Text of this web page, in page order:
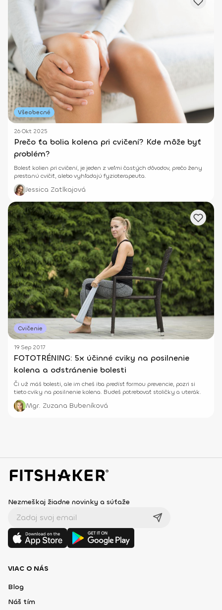
Všeobecné
26 Okt 2025
Prečo ťa bolia kolena pri cvičení? Kde môže byť
problém?
Bolesť kolien pri cvičení, je jeden z veľmi častých dôvodov, prečo ženy
prestanú cvičiť, alebo vyhľadajú fyzioterapeuta.
Jessica Zatlkajová
Cvičenie
19 Sep 2017
FOTOTRÉNING: 5x účinné cviky na posilnenie
kolena a odstránenie bolesti
Či už máš bolesti, ale im cheš iba predísť formou prevencie, pozri si
tieto cviky na posilnenie kolena. Budeš potrebovať stoličky a uterák.
Mgr. Zuzana Bubeníková
Nezmeškaj žiadne novinky a súťaže
VIAC O NÁS
Blog
Náš tím